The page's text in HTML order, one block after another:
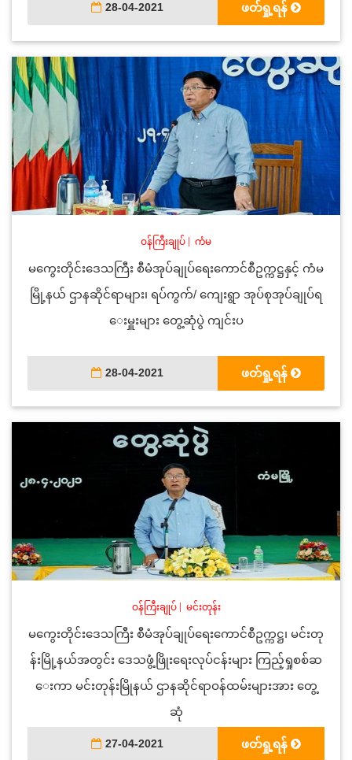
28-04-2021 ဖတ်ရှု့ရန်
ဝန်ကြီးချုပ် ကံမ
မကွေးတိုင်းဒေသကြီး စီမံအုပ်ချုပ်ရေးကောင်စီဥက္ကဋ္ဌနှင့် ကံမ
မြို့နယ် ဌာနဆိုင်ရာများ၊ ရပ်ကွက်/ ကျေးရွာ အုပ်စုအုပ်ချုပ်ရ
ေးမှူးများ တွေ့ဆုံပွဲ ကျင်းပ
28-04-2021 ဖတ်ရှု့ရန်
ဝန်ကြီးချုပ်| မင်းတုန်း
မကွေးတိုင်းဒေသကြီး စီမံအုပ်ချုပ်ရေးကောင်စီဥက္ကဋ္ဌ၊ မင်းတု
န်းမြို့နယ်အတွင်း ဒေသဖွံ့ဖြိုးရေးလုပ်ငန်းများ ကြည့်ရှုစစ်ဆ
ေးကာ မင်းတုန်းမြိုနယ် ဌာနဆိုင်ရာဝန်ထမ်းများအား တွေ့
ဆုံ
27-04-2021 ဖတ်ရှု့ရန်